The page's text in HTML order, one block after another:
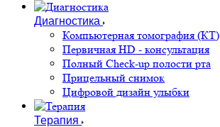
Диагностика
Компьютерная томография (КТ)
Первичная HD - консультация
Полный Check-up полости рта
Прицельный снимок
Цифровой дизайн улыбки
Терапия